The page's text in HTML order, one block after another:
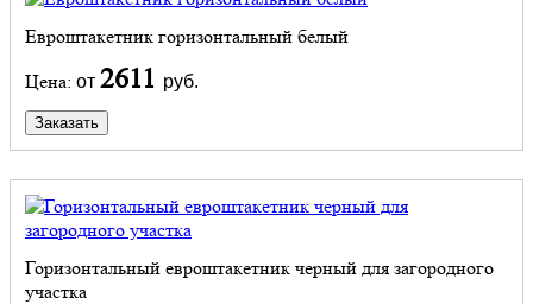
Евроштакетник горизонтальный белый
Цена: от 2611 руб.
Заказать
Горизонтальный евроштакетник черный для загородного
участка